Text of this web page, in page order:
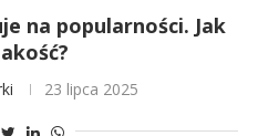
na popularności. Jak
23 lipca 2025